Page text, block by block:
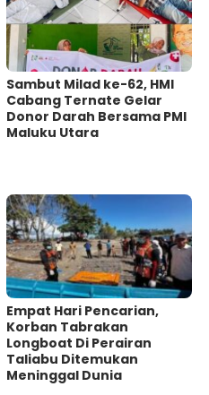
Sambut Milad ke-62, HMI
Cabang Ternate Gelar
Donor Darah Bersama PMI
Maluku Utara
Empat Hari Pencarian,
Korban Tabrakan
Longboat Di Perairan
Taliabu Ditemukan
Meninggal Dunia